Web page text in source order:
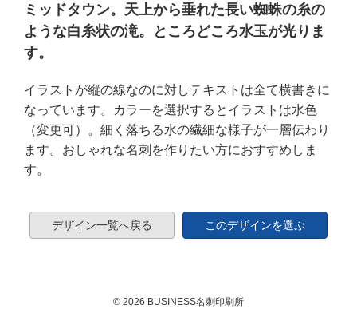
ミッドタウン。天上から垂れた長い蜘蛛の糸の
ような白糸状の滝。ところどころ水玉が光りま
す。
イラストが縦の線なのに対しテキストは全て横書きに
なっています。カラーを選択するとイラストは水色
（変更可）。細く落ちる水の繊細な様子が一層伝わり
ます。おしゃれな名刺を作りたい方におすすめしま
す。
デザイン一覧へ戻る このデザインを選ぶ
© 2026 BUSINESS名刺印刷所